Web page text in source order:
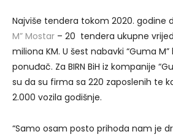
Najviše tendera tokom 2020. godine
M” Mostar – 20 tendera ukupne
miliona KM. U šest nabavki “Guma
ponuđač. Za BIRN BiH iz kompanije
su da su firma sa 220 zaposlenih te
2.000 vozila godišnje.
“Samo osam posto prihoda nam je